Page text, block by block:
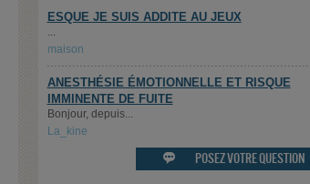
ESQUE JE SUIS ADDITE AU JEUX
...
maison
ANESTHÉSIE ÉMOTIONNELLE ET RISQUE
IMMINENTE DE FUITE
Bonjour, depuis...
La_kine
 POSEZ VOTRE QUESTION